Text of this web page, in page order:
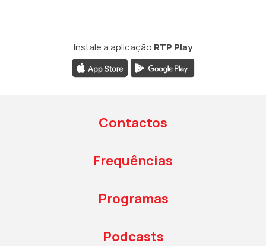
Instale a aplicação RTP Play
Contactos
Frequências
Programas
Podcasts